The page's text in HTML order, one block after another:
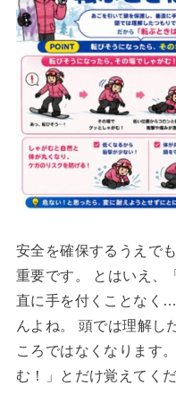
安全を確保するうえで
重要です。 とはいえ、
直に手を付くことなく
んよね。 頭では理解し
ころではなくなります
む！」とだけ覚えてくだ